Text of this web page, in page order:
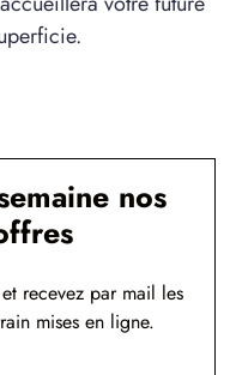
nos
recevez par mail les
mises en ligne.